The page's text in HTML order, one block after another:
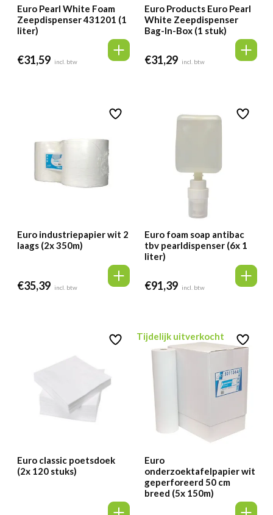
Euro Pearl White Foam
Zeepdispenser 431201 (1
liter)
€31,59 incl. btw
Euro Products Euro Pearl
White Zeepdispenser
Bag-In-Box (1 stuk)
€31,29 incl. btw
Euro industriepapier wit 2
laags (2x 350m)
€35,39 incl. btw
Euro foam soap antibac
tbv pearldispenser (6x 1
liter)
€91,39 incl. btw
Euro classic poetsdoek
(2x 120 stuks)
Tijdelijk uitverkocht
Euro
onderzoektafelpapier wit
geperforeerd 50 cm
breed (5x 150m)